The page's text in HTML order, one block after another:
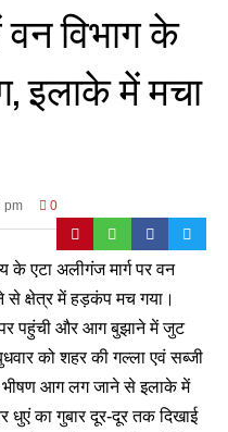
वन विभाग के
इलाके में मचा
pm 0
के एटा अलीगंज मार्ग पर वन
क्षेत्र में हड़कंप मच गया।
पर पहुंची और आग बुझाने में जुट
को शहर की गल्ला एवं सब्जी
भीषण आग लग जाने से इलाके में
का गुबार दूर-दूर तक दिखाई